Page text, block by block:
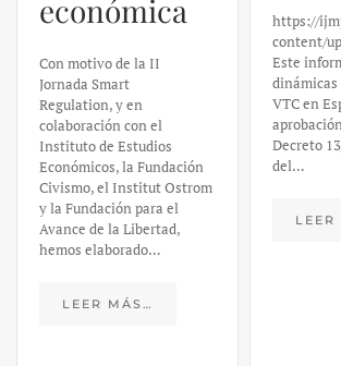
https://ijmpre2.katarsisdigital.com/wp-
content/uploads/2022/05/
Este informe analiza las
dinámicas del sector de los
VTC en España tras la
aprobación del Real
Decreto 13/2018, a través
del…
LEER MÁS…
un